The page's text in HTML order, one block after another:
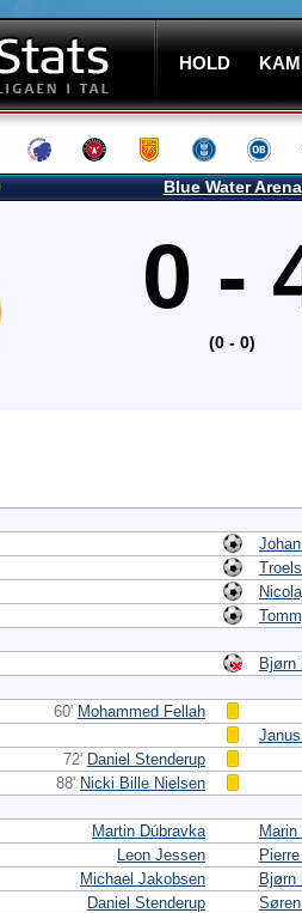
HOLD
Blue Water Arena
0 -
(0 - 0)
Bjørn
60' Mohammed Fellah
72' Daniel Stenderup
88' Nicki Bille Nielsen
Martin Dúbravka
Leon Jessen
Michael Jakobsen
Bjørn
Daniel Stenderup